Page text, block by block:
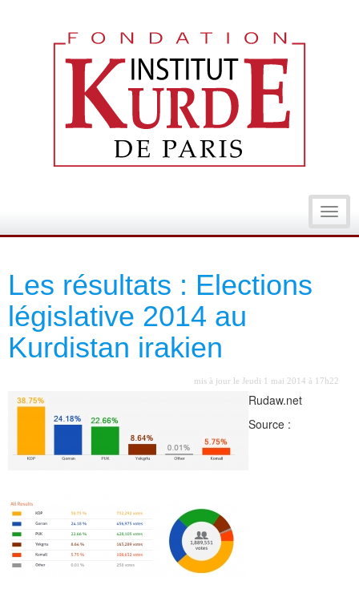
Les résultats : Elections
législative 2014 au
Kurdistan irakien
mis à jour le Jeudi 1 mai 2014 à 17h22
Rudaw.net
Source :